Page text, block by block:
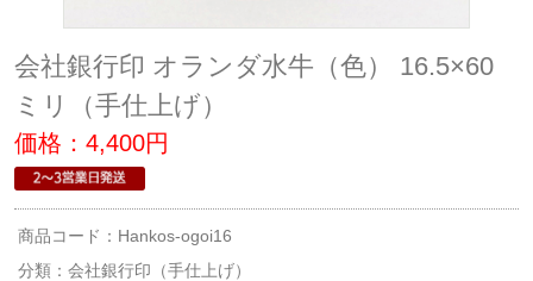
会社銀行印 オランダ水牛（色） 16.5×60
ミリ（手仕上げ）
価格：4,400円
商品コード：Hankos-ogoi16
分類： 会社銀行印（手仕上げ）